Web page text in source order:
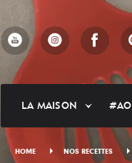
LA MAISON
HOME NOS RECETTES